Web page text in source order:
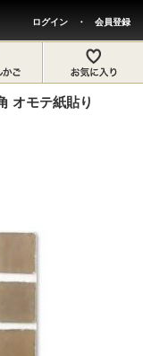
ログイン ・ 会員登録
オモテ紙貼り